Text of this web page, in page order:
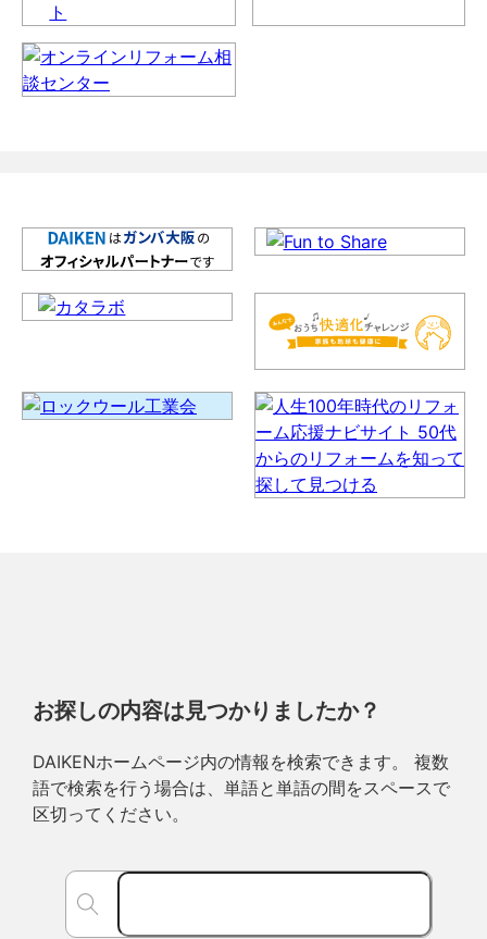
お探しの内容は見つかりましたか？
DAIKENホームページ内の情報を検索できます。 複数
語で検索を行う場合は、単語と単語の間をスペースで
区切ってください。